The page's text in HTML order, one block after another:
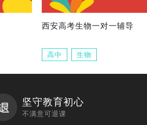
西安高考生物一对一辅导
高中 生物
坚守教育初心
不满意可退课